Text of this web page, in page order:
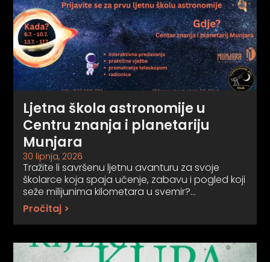
Ljetna škola astronomije u
Centru znanja i planetariju
Munjara
30 lipnja, 2026
Tražite li savršenu ljetnu avanturu za svoje
školarce koja spaja učenje, zabavu i pogled koji
seže milijunima kilometara u svemir?…
Pročitaj >